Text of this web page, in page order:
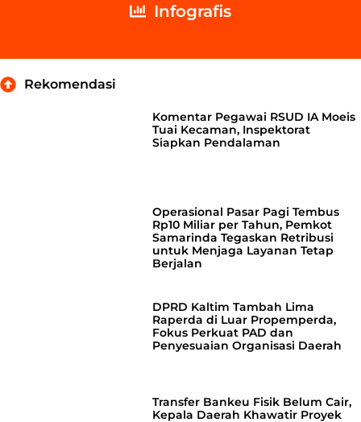
Infografis
Rekomendasi
Komentar Pegawai RSUD IA Moeis
Tuai Kecaman, Inspektorat
Siapkan Pendalaman
Operasional Pasar Pagi Tembus
Rp10 Miliar per Tahun, Pemkot
Samarinda Tegaskan Retribusi
untuk Menjaga Layanan Tetap
Berjalan
DPRD Kaltim Tambah Lima
Raperda di Luar Propemperda,
Fokus Perkuat PAD dan
Penyesuaian Organisasi Daerah
Transfer Bankeu Fisik Belum Cair,
Kepala Daerah Khawatir Proyek